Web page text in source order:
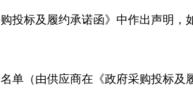
投标及履约承诺函》中作出声明，
单（由供应商在《政府采购投标及